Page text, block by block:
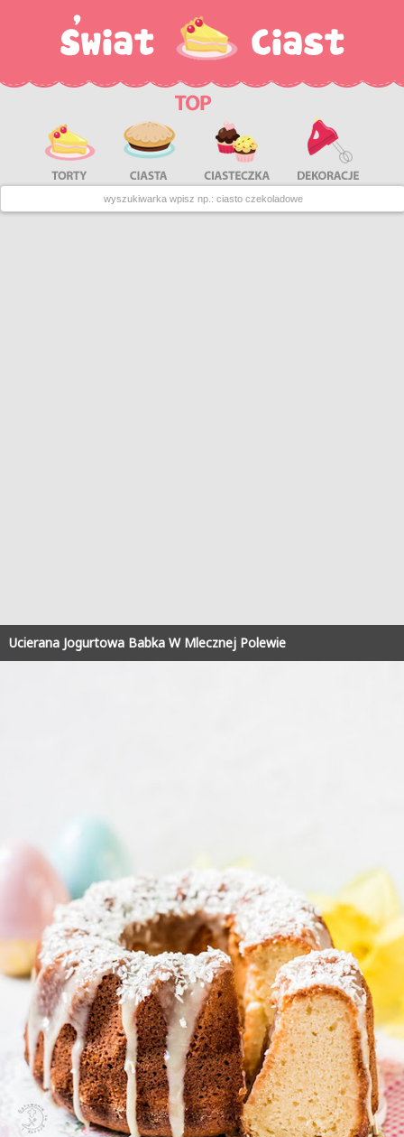
Ucierana Jogurtowa Babka W Mlecznej Polewie